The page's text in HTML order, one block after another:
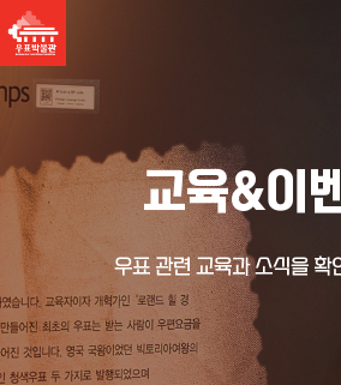
교육&이
우표 관련 교육과 소식을 확